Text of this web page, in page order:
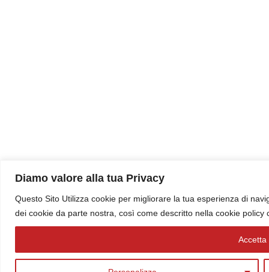
Diamo valore alla tua Privacy
Questo Sito Utilizza cookie per migliorare la tua esperienza di
dei cookie da parte nostra, così come descritto nella cookie policy
Accetta